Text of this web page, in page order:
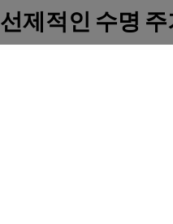
선제적인 수명